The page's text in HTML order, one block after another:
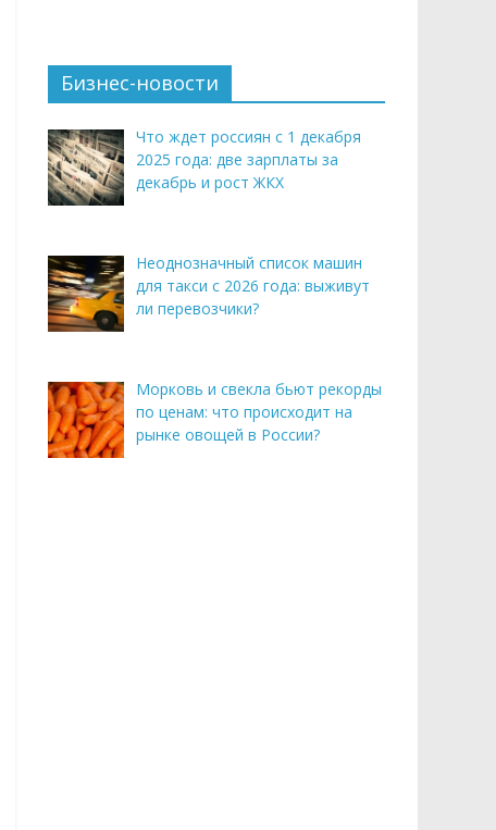
Бизнес-новости
Что ждет россиян с 1 декабря
2025 года: две зарплаты за
декабрь и рост ЖКХ
Неоднозначный список машин
для такси с 2026 года: выживут
ли перевозчики?
Морковь и свекла бьют рекорды
по ценам: что происходит на
рынке овощей в России?